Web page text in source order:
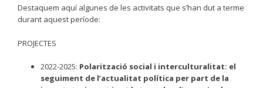
Destaquem aquí algunes de les activitats que s’han dut a terme
durant aquest període:
PROJECTES
2022-2025: Polarització social i interculturalitat: el
seguiment de l’actualitat política per part de la